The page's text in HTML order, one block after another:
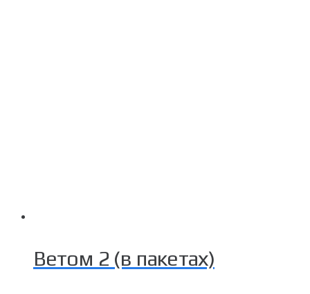
Ветом 2 (в пакетах)